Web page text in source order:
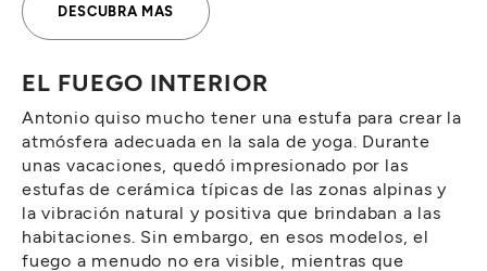
DESCUBRA MAS
EL FUEGO INTERIOR
Antonio quiso mucho tener una estufa para crear la
atmósfera adecuada en la sala de yoga. Durante
unas vacaciones, quedó impresionado por las
estufas de cerámica típicas de las zonas alpinas y
la vibración natural y positiva que brindaban a las
habitaciones. Sin embargo, en esos modelos, el
fuego a menudo no era visible, mientras que